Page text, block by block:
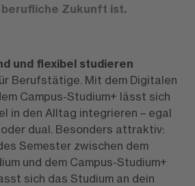
berufliche Zukunft ist.
und flexibel studieren
Berufstätige. Mit dem Digitalen
Campus-Studium+ lässt sich
in den Alltag integrieren – egal
dual. Besonders attraktiv:
Semester zwischen dem
und dem Campus-Studium+
sich das Studium an dein